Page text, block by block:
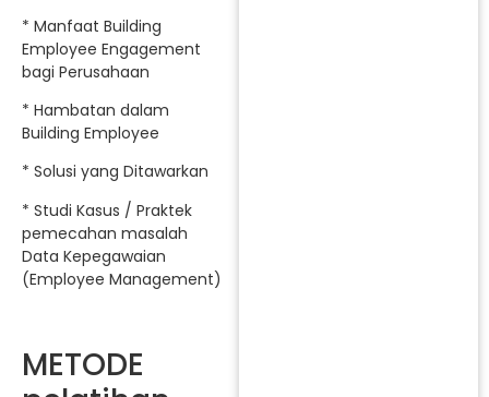
* Manfaat Building
Employee Engagement
bagi Perusahaan
* Hambatan dalam
Building Employee
* Solusi yang Ditawarkan
* Studi Kasus / Praktek
pemecahan masalah
Data Kepegawaian
(Employee Management)
METODE